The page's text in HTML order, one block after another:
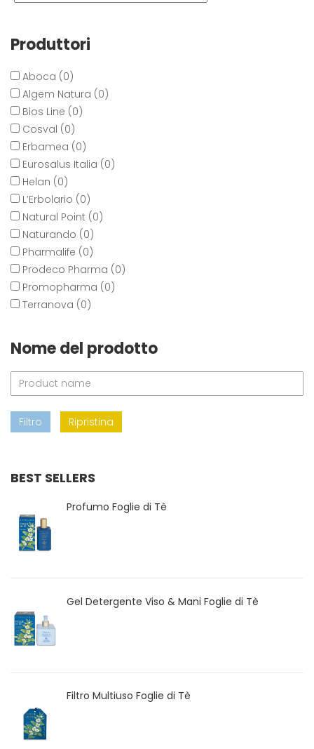
Produttori
Aboca (0)
Algem Natura (0)
Bios Line (0)
Cosval (0)
Erbamea (0)
Eurosalus Italia (0)
Helan (0)
L’Erbolario (0)
Natural Point (0)
Naturando (0)
Pharmalife (0)
Prodeco Pharma (0)
Promopharma (0)
Terranova (0)
Nome del prodotto
Filtro Ripristina
BEST SELLERS
Profumo Foglie di Tè
Gel Detergente Viso & Mani Foglie di Tè
Filtro Multiuso Foglie di Tè